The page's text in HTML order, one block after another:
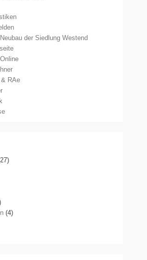
der Siedlung Westend
RAe
(4)